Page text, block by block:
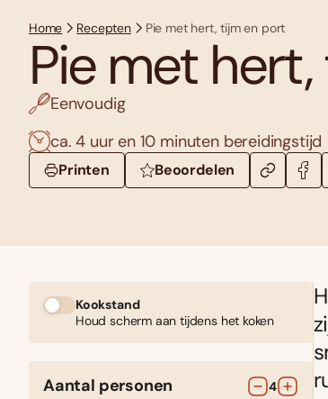
Home Recepten Pie met hert, tijm en port
Pie met
Eenvoudig
ca. 4 uur en 10 minuten bereidingstijd
Printen Beoordelen
Kookstand
Houd scherm aan tijdens het koken
Aantal personen 4